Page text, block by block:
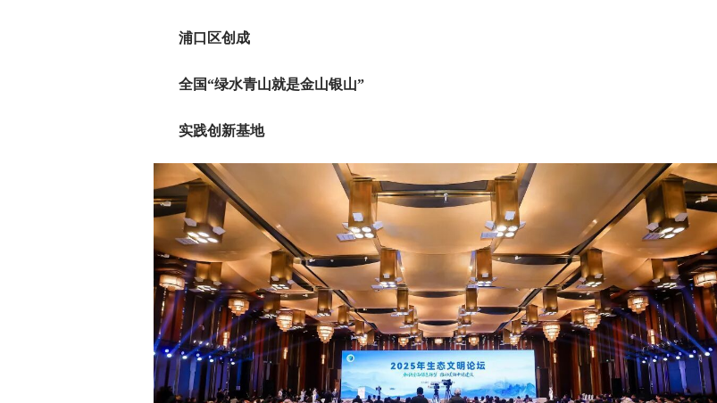
浦口区创成
全国“绿水青山就是金山银山”
实践创新基地